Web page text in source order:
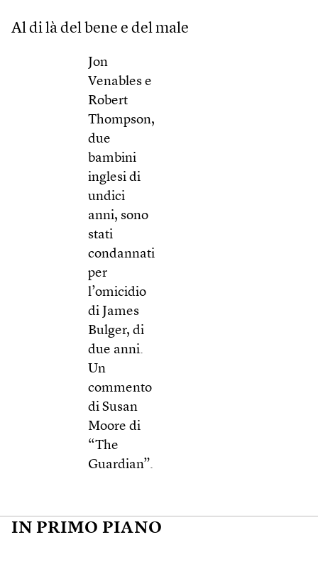
Al di là del bene e del male
Jon
Venables e
Robert
Thompson,
due
bambini
inglesi di
undici
anni, sono
stati
condannati
per
l’omicidio
di James
Bulger, di
due anni.
Un
commento
di Susan
Moore di
“The
Guardian”.
IN PRIMO PIANO